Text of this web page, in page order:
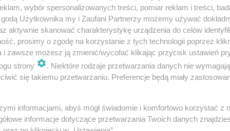
spożycie sodu doprowadziło do niemal
krwi i choroby nerek wynikające z
objawów.
Najlepszym punktem
sól przyjmujesz nie tylko bezpośrednio z
wybór spersonalizowanych treści, pomiar reklam i treści,
Użytkownika my i Zaufani Partnerzy możemy używać
aktywnie skanować charakterystykę urządzenia do celów
prosimy o zgodę na korzystanie z tych technologii poprzez
i zawsze możesz ją zmienić/wycofać klikając przycisk ustawień
strony
. Niektóre rodzaje przetwarzania danych nie
się takiemu przetwarzaniu. Preferencje będą miały
informacjami, abyś mógł świadomie i komfortowo korzystać z
informacje dotyczące przetwarzania Twoich danych